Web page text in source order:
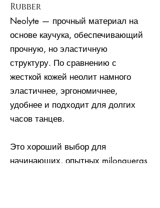
Rubber
Neolyte — прочный материал на
основе каучука, обеспечивающий
прочную, но эластичную
структуру. По сравнению с
жесткой кожей неолит намного
эластичнее, эргономичнее,
удобнее и подходит для долгих
часов танцев.
Это хороший выбор для
начинающих, опытных milongueras